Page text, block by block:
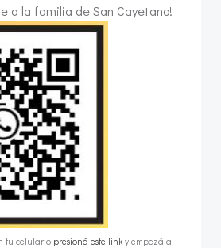
a la familia de San Cayetano!
tu celular o presioná este link y empezá a